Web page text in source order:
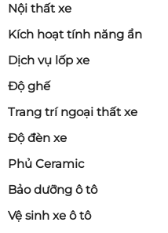
Nội thất xe
Kích hoạt tính năng ẩn
Dịch vụ lốp xe
Độ ghế
Trang trí ngoại thất xe
Độ đèn xe
Phủ Ceramic
Bảo dưỡng ô tô
Vệ sinh xe ô tô